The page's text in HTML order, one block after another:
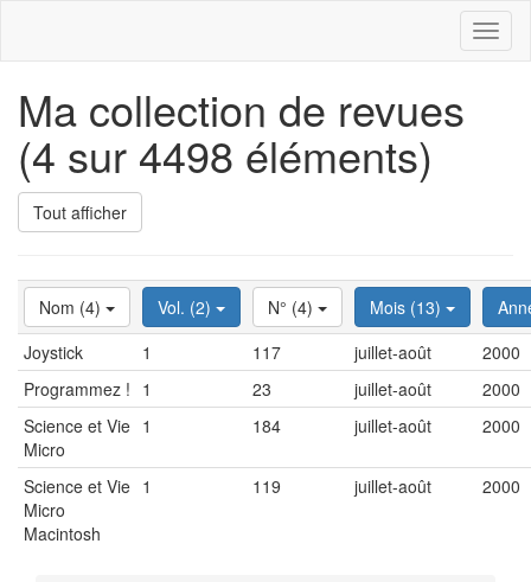
Ma collection de revues
(4 sur 4498 éléments)
Tout afficher
Nom (4) Vol. (2) N° (4) Mois (13)
Joystick
1 117 juillet-août
2000
Programmez ! 1 23 juillet-août
2000
Science et Vie
Micro
1 184 juillet-août 2000
Science et Vie
Micro
Macintosh
1 119 juillet-août 2000